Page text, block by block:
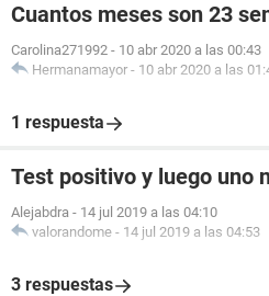
Cuantos meses son 23
Carolina271992 - 10 abr 2020 a las 00:43
Hermanamayor - 10 abr 2020 a las
1 respuesta
Test positivo y luego uno
Alejabdra - 14 jul 2019 a las 04:10
valorandome - 14 jul 2019 a las 04:53
3 respuestas